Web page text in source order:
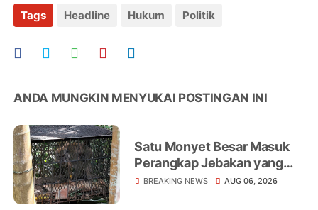
Tags Headline Hukum Politik
ANDA MUNGKIN MENYUKAI POSTINGAN INI
Satu Monyet Besar Masuk
Perangkap Jebakan yang
Dipasang di Belakang
BREAKING NEWS AUG 06, 2026